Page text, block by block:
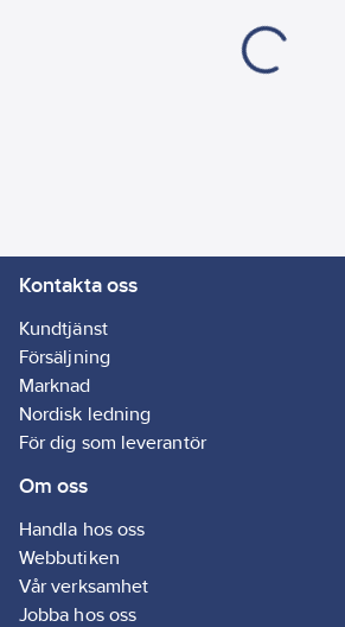
4042448416780
Ägarens
artikelnr:
Materialklass
Kontakta oss
Kundtjänst
Försäljning
Marknad
Nordisk ledning
För dig som leverantör
Om oss
Handla hos oss
Webbutiken
Vår verksamhet
Jobba hos oss